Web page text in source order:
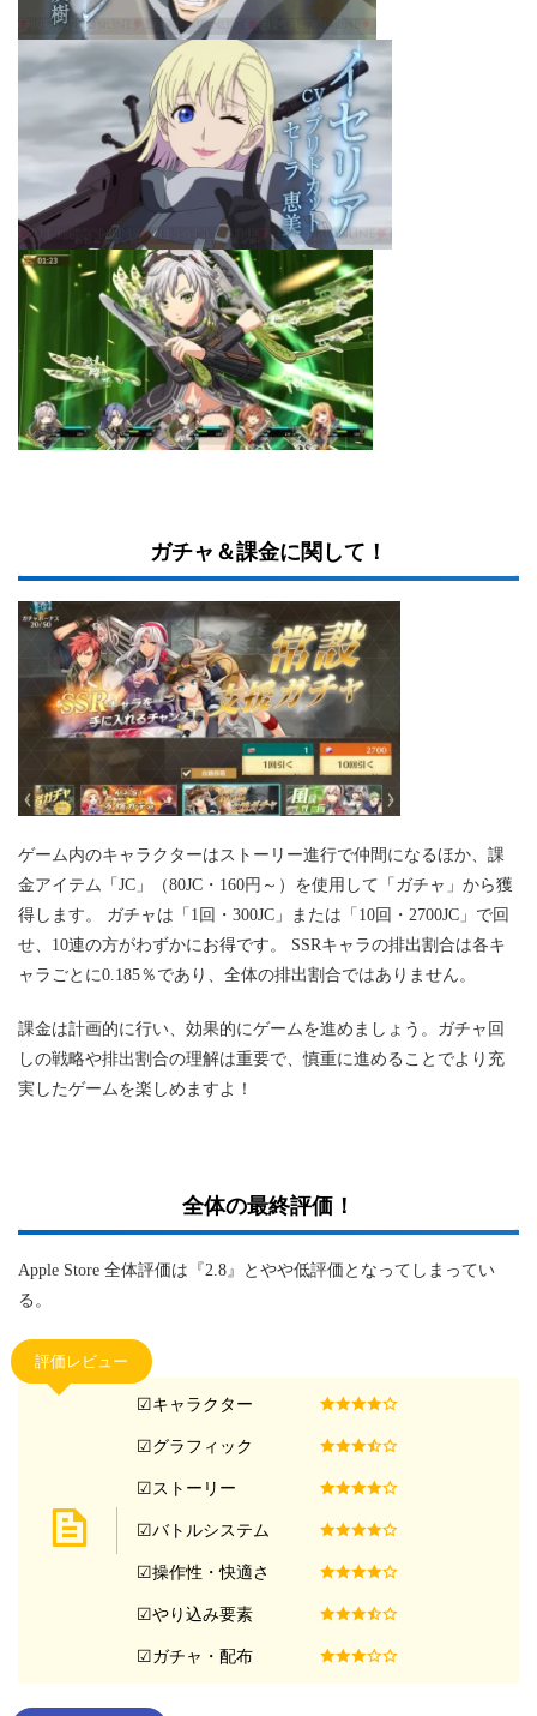
ガチャ＆課金に関して！
ゲーム内のキャラクターはストーリー進行で仲間になるほか、課
金アイテム「JC」（80JC・160円～）を使用して「ガチャ」から獲
得します。 ガチャは「1回・300JC」または「10回・2700JC」で回
せ、10連の方がわずかにお得です。 SSRキャラの排出割合は各キ
ャラごとに0.185％であり、全体の排出割合ではありません。
課金は計画的に行い、効果的にゲームを進めましょう。ガチャ回
しの戦略や排出割合の理解は重要で、慎重に進めることでより充
実したゲームを楽しめますよ！
全体の最終評価！
Apple Store 全体評価は『2.8』とやや低評価となってしまってい
る。
評価レビュー
☑︎キャラクター
☑︎グラフィック
☑︎ストーリー
☑︎バトルシステム
☑︎操作性・快適さ
☑︎やり込み要素
☑︎ガチャ・配布